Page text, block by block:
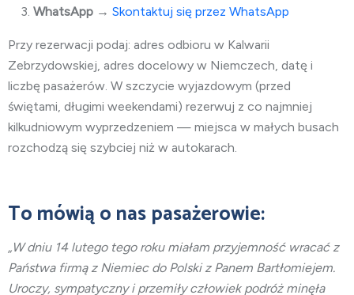
WhatsApp → Skontaktuj się przez WhatsApp
Przy rezerwacji podaj: adres odbioru w Kalwarii
Zebrzydowskiej, adres docelowy w Niemczech, datę i
liczbę pasażerów. W szczycie wyjazdowym (przed
świętami, długimi weekendami) rezerwuj z co najmniej
kilkudniowym wyprzedzeniem — miejsca w małych busach
rozchodzą się szybciej niż w autokarach.
To mówią o nas pasażerowie:
„W dniu 14 lutego tego roku miałam przyjemność wracać z
Państwa firmą z Niemiec do Polski z Panem Bartłomiejem.
Uroczy, sympatyczny i przemiły człowiek podróż minęła